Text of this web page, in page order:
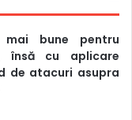
bune pentru
însă cu aplicare
de atacuri asupra